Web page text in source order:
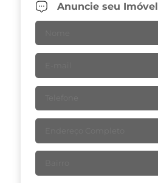
Anuncie seu Imóvel